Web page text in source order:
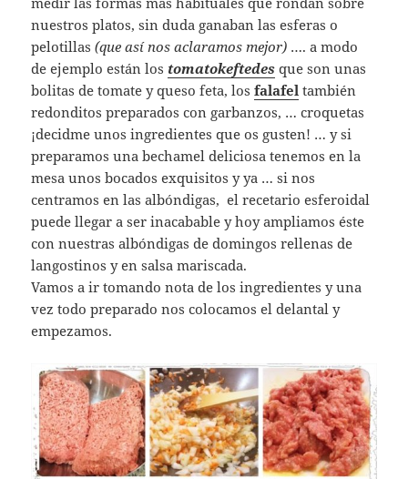
nuestros platos, sin duda ganaban las esferas o
pelotillas(que así nos aclaramos mejor) …. a modo
de ejemplo están los tomatokeftedes que son unas
bolitas de tomate y queso feta, losfalafel también
redonditos preparados con garbanzos, … croquetas
¡decidme unos ingredientes que os gusten! … y si
preparamos una bechamel deliciosa tenemos en la
mesa unos bocados exquisitos y ya … si nos
centramos en las albóndigas, el recetario esferoidal
puede llegar a ser inacabable y hoy ampliamos éste
con nuestras albóndigas de domingos rellenas de
langostinos y en salsa mariscada.
Vamos a ir tomando nota de los ingredientes y una
vez todo preparado nos colocamos el delantal y
empezamos.